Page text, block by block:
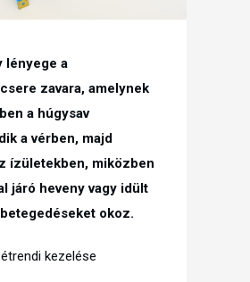
lényege a
zavara, amelynek
a húgysav
a vérben, majd
ízületekben, miközben
járó heveny vagy idült
okoz.
kezelése